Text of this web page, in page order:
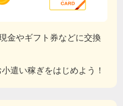
金やギフト券などに交換
遣い稼ぎをはじめよう！